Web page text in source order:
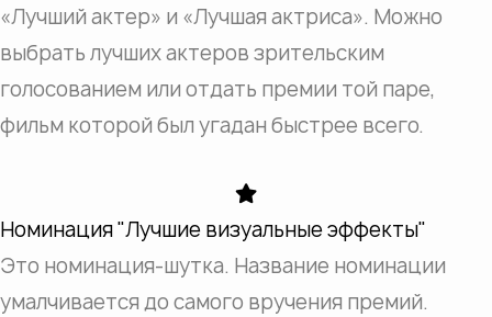
«Лучший актер» и «Лучшая актриса». Можно
выбрать лучших актеров зрительским
голосованием или отдать премии той паре,
фильм которой был угадан быстрее всего.
Номинация "Лучшие визуальные эффекты"
Это номинация-шутка. Название номинации
умалчивается до самого вручения премий.